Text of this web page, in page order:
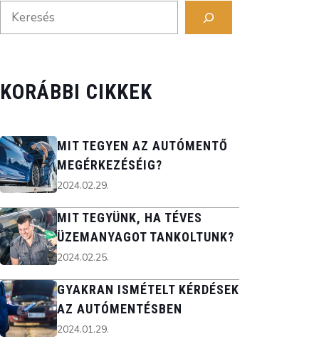
Search
KORÁBBI CIKKEK
MIT TEGYEN AZ AUTÓMENTŐ
MEGÉRKEZÉSÉIG?
2024.02.29.
MIT TEGYÜNK, HA TÉVES
ÜZEMANYAGOT TANKOLTUNK?
2024.02.25.
GYAKRAN ISMÉTELT KÉRDÉSEK
AZ AUTÓMENTÉSBEN
2024.01.29.